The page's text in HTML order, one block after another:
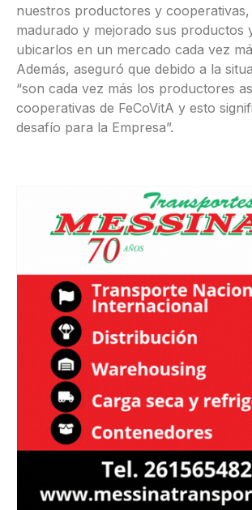
nuestros productores y cooperativas,
madurado y mejorado sus productos
ubicarlos en un mercado cada vez
Además, aseguró que debido a la
“son cada vez más los productores
cooperativas de FeCoVitA y esto
desafío para la Empresa”.